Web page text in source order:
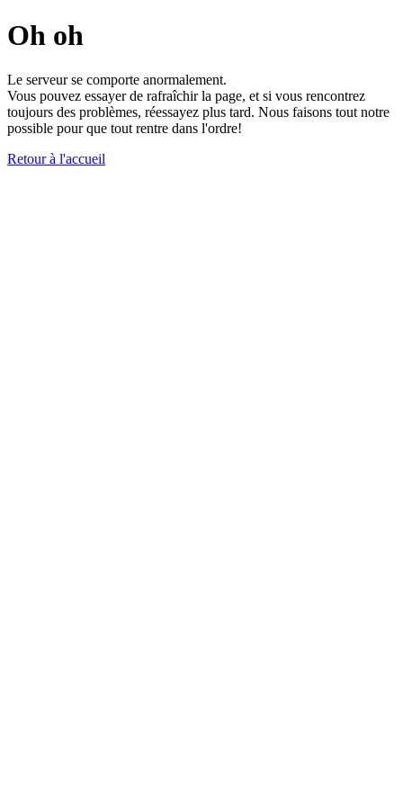
Oh oh
Le serveur se comporte anormalement.
Vous pouvez essayer de rafraîchir la page, et si vous rencontrez
toujours des problèmes, réessayez plus tard. Nous faisons tout notre
possible pour que tout rentre dans l'ordre!
Retour à l'accueil